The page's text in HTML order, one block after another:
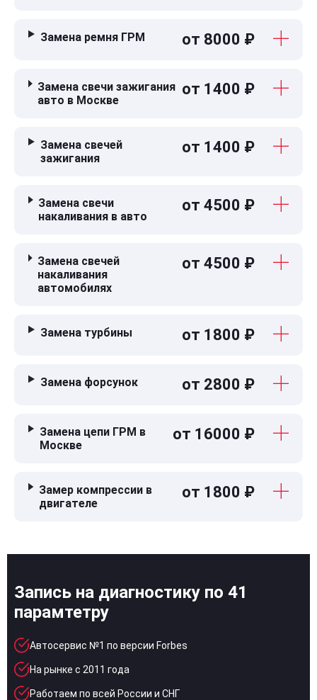
Замена ремня ГРМ от 8000 ₽
Замена свечи зажигания
авто в Москве
от 1400 ₽
Замена свечей
зажигания
от 1400 ₽
Замена свечи
накаливания в авто
от 4500 ₽
Замена свечей
накаливания
автомобилях
от 4500 ₽
Замена турбины от 1800 ₽
Замена форсунок от 2800 ₽
Замена цепи ГРМ в
Москве
от 16000 ₽
Замер компрессии в
двигателе
от 1800 ₽
Запись на диагностику по 41
парамтетру
Автосервис №1 по версии Forbes
На рынке с 2011 года
Работаем по всей России и СНГ